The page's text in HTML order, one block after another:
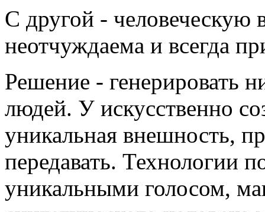
С другой - человеческую
неотчуждаема и всегда
Решение - генерировать
людей. У искусственно
уникальная внешность,
передавать. Технологии
уникальными голосом,